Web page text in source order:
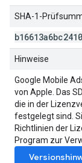
SHA-1-
Hinweise
Google Mobile
von Apple. Das
die in der
festgelegt sind.
Richtlinien der
Program zur